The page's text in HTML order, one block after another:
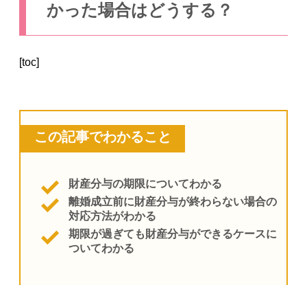
かった場合はどうする？
[toc]
この記事でわかること
財産分与の期限についてわかる
離婚成立前に財産分与が終わらない場合の
対応方法がわかる
期限が過ぎても財産分与ができるケースに
ついてわかる